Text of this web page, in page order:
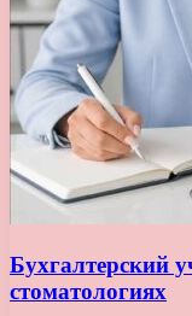
Бухгалтерский
стоматологиях